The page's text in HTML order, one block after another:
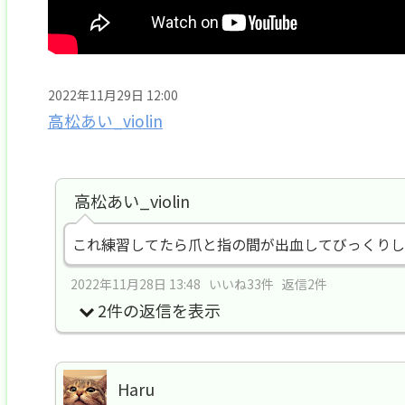
2022年11月29日 12:00
高松あい_violin
高松あい_violin
これ練習してたら爪と指の間が出血してびっくり
2022年11月28日 13:48 いいね33件 返信2件
2件の返信を表示
Haru